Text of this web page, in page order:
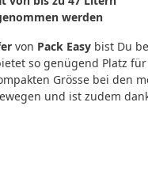
werden
von Pack Easy bist Du
so genügend Platz
Grösse bei den
und ist zudem